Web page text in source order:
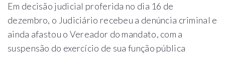
Em decisão judicial proferida no dia 16 de
dezembro, o Judiciário recebeu a denúncia criminal e
ainda afastou o Vereador do mandato, com a
suspensão do exercício de sua função pública